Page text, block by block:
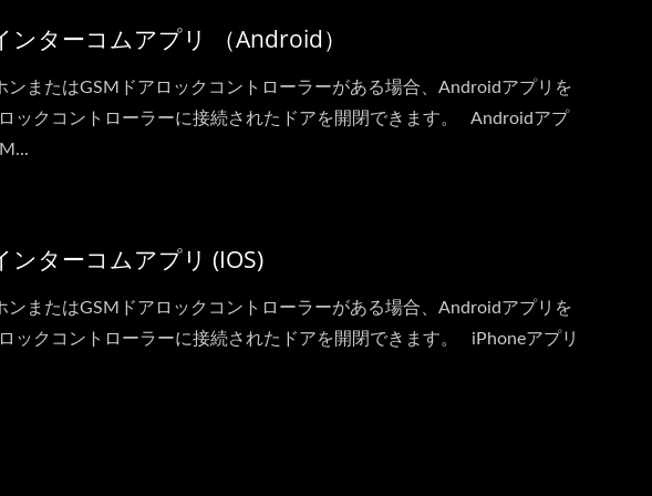
ターコムアプリ （Android）
またはGSMドアロックコントローラーがある場合、Androidアプリを
ックコントローラーに接続されたドアを開閉できます。 Androidアプ
ンターコムアプリ (iOS)
またはGSMドアロックコントローラーがある場合、Androidアプリを
ックコントローラーに接続されたドアを開閉できます。 iPhoneアプリ